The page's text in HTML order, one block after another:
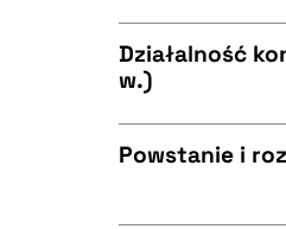
Działalność
w.)
Powstanie i